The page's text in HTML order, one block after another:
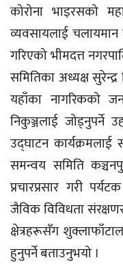
कोरोना भाइरसको
व्यवसायलाई
गरिएको भीमदत्त
समितिका अध्यक्ष सुरेन्द्र
यहाँका नागरिकको
निकुञ्जलाई जोड्नुपर्ने
उद्घाटन कार्यक्रमलाई
समन्वय समिति
प्रचारप्रसार गरी
जैविक विविधता
क्षेत्रहरूसँग
हुनुपर्ने बताउनुभयो ।